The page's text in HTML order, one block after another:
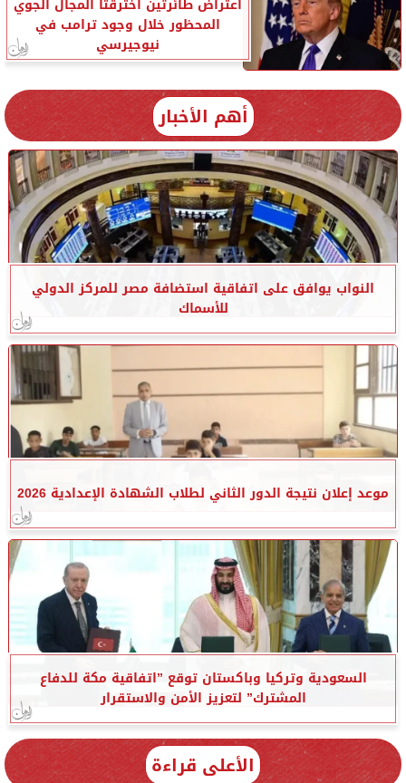
اعتراض طائرتين اخترقتا المجال الجوي
المحظور خلال وجود ترامب في
نيوجيرسي
أهم الأخبار
النواب يوافق على اتفاقية استضافة مصر للمركز الدولي
للأسماك
موعد إعلان نتيجة الدور الثاني لطلاب الشهادة الإعدادية 2026
السعودية وتركيا وباكستان توقع ”اتفاقية مكة للدفاع
المشترك” لتعزيز الأمن والاستقرار
الأعلى قراءة